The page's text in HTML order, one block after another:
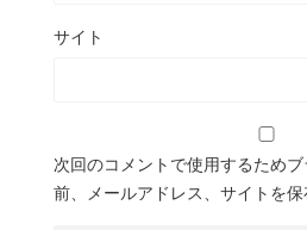
サイト
次回のコメントで使用するため
前、メールアドレス、サイトを保